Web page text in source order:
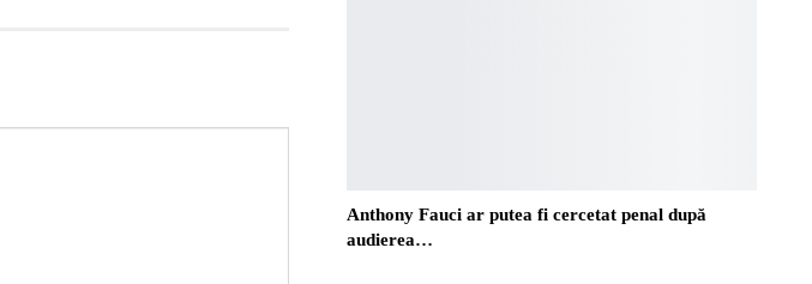
Anthony Fauci ar putea fi cercetat penal după
audierea…